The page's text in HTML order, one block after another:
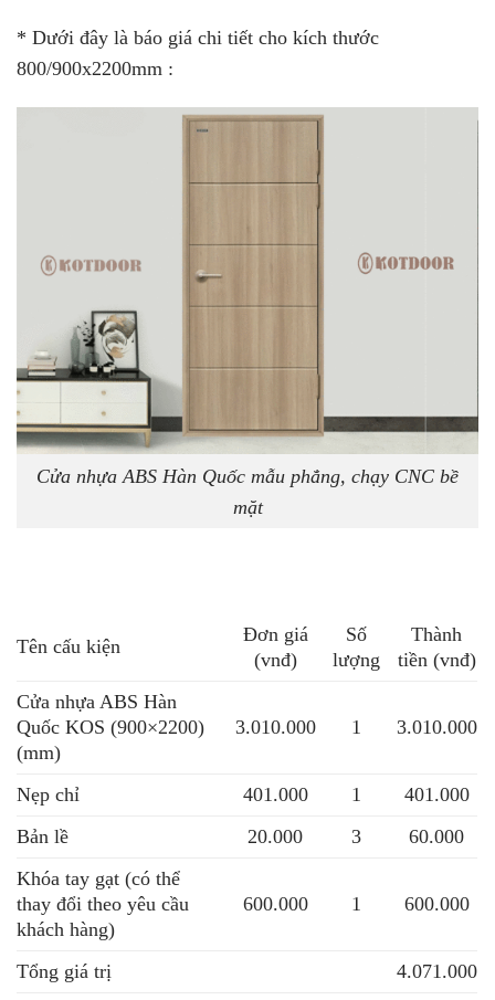
* Dưới đây là báo giá chi tiết cho kích thước
800/900x2200mm :
Cửa nhựa ABS Hàn Quốc mẫu phẳng, chạy CNC bề
mặt
Tên cấu kiện
Đơn giá
(vnđ)
Số
lượng
Thành
tiền (vnđ)
Cửa nhựa ABS Hàn
Quốc KOS (900×2200)
(mm)
3.010.000 1 3.010.000
Nẹp chỉ 401.000 1
401.000
Bản lề
20.000 3
60.000
Khóa tay gạt (có thể
thay đổi theo yêu cầu
khách hàng)
600.000 1 600.000
Tổng giá trị 4.071.000